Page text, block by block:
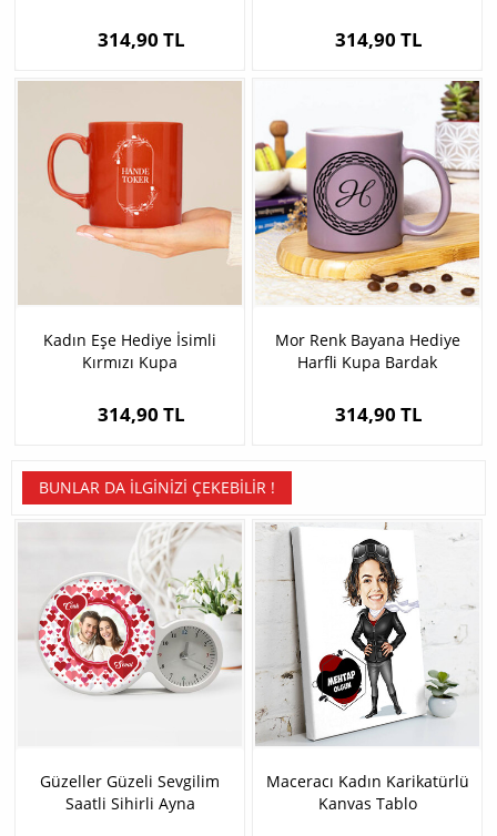
314,90 TL 314,90 TL
Kadın Eşe Hediye İsimli
Kırmızı Kupa
314,90 TL
Mor Renk Bayana Hediye
Harfli Kupa Bardak
314,90 TL
BUNLAR DA İLGINIZI ÇEKEBILIR !
Güzeller Güzeli Sevgilim
Saatli Sihirli Ayna
Maceracı Kadın Karikatürlü
Kanvas Tablo